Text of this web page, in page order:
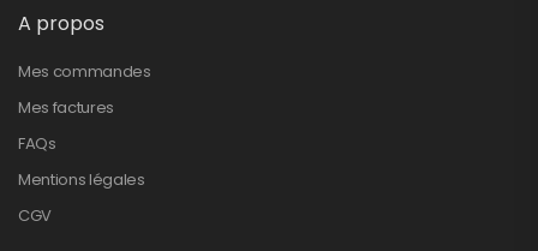
A propos
Mes commandes
Mes factures
FAQs
Mentions légales
CGV